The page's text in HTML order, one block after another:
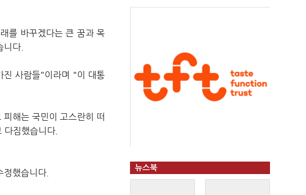
를 바꾸겠다는 큰 꿈과 목
다.
진 사람들"이라며 "이 대통
해는 국민이 고스란히 떠
짐했습니다.
했습니다.
뉴스북